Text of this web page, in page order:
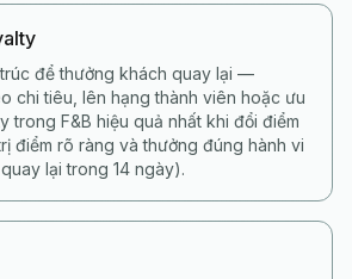
để thưởng khách quay lại —
chi tiêu, lên hạng thành viên hoặc ưu
trong F&B hiệu quả nhất khi đổi điểm
điểm rõ ràng và thưởng đúng hành vi
lại trong 14 ngày).